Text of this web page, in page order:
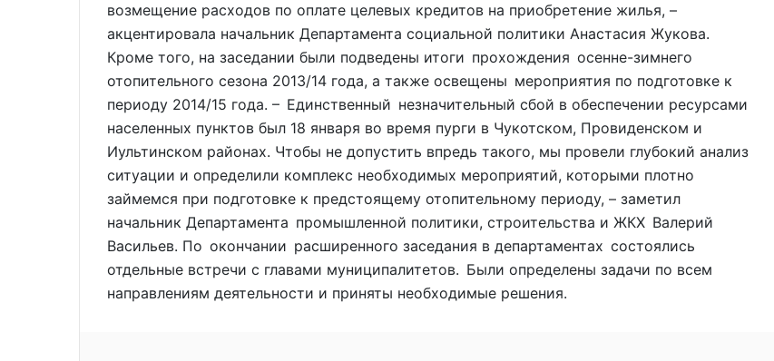
возмещение расходов по оплате целевых кредитов на приобретение жилья, –
акцентировала начальник Департамента социальной политики Анастасия Жукова.
Кроме того, на заседании были подведены итоги прохождения осенне-зимнего
отопительного сезона 2013/14 года, а также освещены мероприятия по подготовке к
периоду 2014/15 года. – Единственный незначительный сбой в обеспечении ресурсами
населенных пунктов был 18 января во время пурги в Чукотском, Провиденском и
Иультинском районах. Чтобы не допустить впредь такого, мы провели глубокий анализ
ситуации и определили комплекс необходимых мероприятий, которыми плотно
займемся при подготовке к предстоящему отопительному периоду, – заметил
начальник Департамента промышленной политики, строительства и ЖКХ Валерий
Васильев. По окончании расширенного заседания в департаментах состоялись
отдельные встречи с главами муниципалитетов. Были определены задачи по всем
направлениям деятельности и приняты необходимые решения.